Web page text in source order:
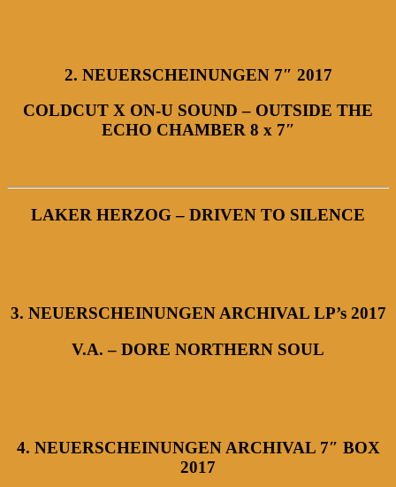
2. NEUERSCHEINUNGEN 7″ 2017
COLDCUT X ON-U SOUND – OUTSIDE THE
ECHO CHAMBER 8 x 7″
LAKER HERZOG – DRIVEN TO SILENCE
3. NEUERSCHEINUNGEN ARCHIVAL LP’s 2017
V.A. – DORE NORTHERN SOUL
4. NEUERSCHEINUNGEN ARCHIVAL 7″ BOX
2017